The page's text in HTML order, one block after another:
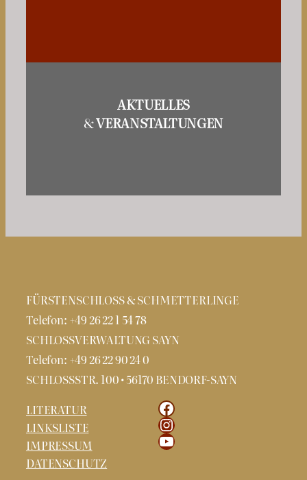
AKTUELLES
&VERANSTALTUNGEN
FÜRSTENSCHLOSS & SCHMETTERLINGE
Telefon: +49 26 22 1 54 78
SCHLOSSVERWALTUNG SAYN
Telefon: +49 26 22 90 24 0
SCHLOSSSTR. 100 • 56170 BENDORF-SAYN
LITERATUR
LINKSLISTE
IMPRESSUM
DATENSCHUTZ
Facebook
Instagram
YouTube